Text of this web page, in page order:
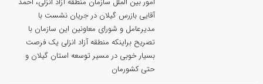
آقایی بازرس گیلان در جریان نشست با
مدیرعامل و شورای معاونین این سازمان با
تصریح براینکه منطقه آزاد انزلی یک فرصت
بسیار خوبی در مسیر توسعه استان گیلان و
حتی کشورمان